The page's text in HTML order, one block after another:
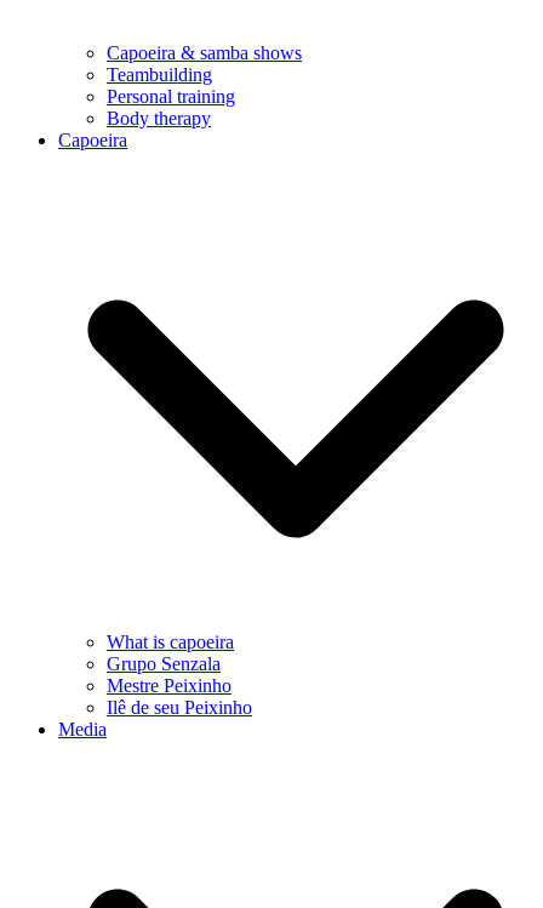
Capoeira & samba shows
Teambuilding
Personal training
Body therapy
Capoeira
What is capoeira
Grupo Senzala
Mestre Peixinho
Ilê de seu Peixinho
Media